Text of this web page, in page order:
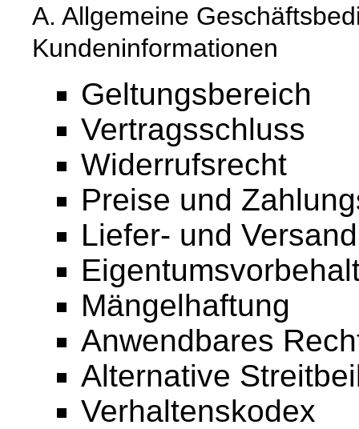
A. Allgemeine
Kundeninformationen
Geltungsbereich
Vertragsschluss
Widerrufsrecht
Preise und
Liefer- und
Mängelhaftung
Anwendbares
Alternative
Verhaltenskodex